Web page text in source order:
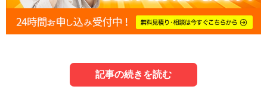
記事の続きを読む